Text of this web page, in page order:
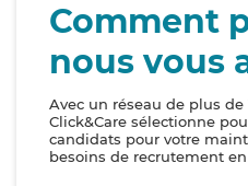
Comment
nous vous
Avec un réseau de plus
Click&Care sélectionne
candidats pour votre
besoins de recrutement